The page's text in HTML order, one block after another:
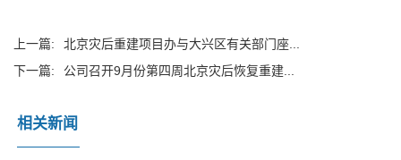
上一篇:
北京灾后重建项目办与大兴区有关部门座...
下一篇:
公司召开9月份第四周北京灾后恢复重建...
相关新闻